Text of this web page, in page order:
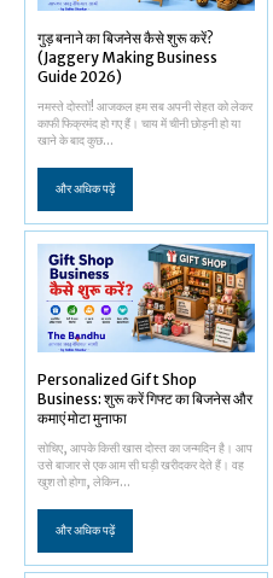
गुड़ बनाने का बिजनेस कैसे शुरू करें?
(Jaggery Making Business
Guide 2026)
नमस्ते दोस्तों! आजकल हम सब अपनी सेहत को लेकर
काफी फिक्रमंद हो गए हैं। चाय में चीनी छोड़नी हो या
खाने के बाद कुछ...
और अधिक पढ़ें
Personalized Gift Shop
Business: शुरू करें गिफ्ट का बिजनेस और
कमाएं मोटा मुनाफा
सोचिए, आपके किसी खास दोस्त का जन्मदिन है। आप
उसे बाजार से एक आम सी घड़ी खरीदकर देते हैं। वह
खुश तो होगा, लेकिन...
और अधिक पढ़ें